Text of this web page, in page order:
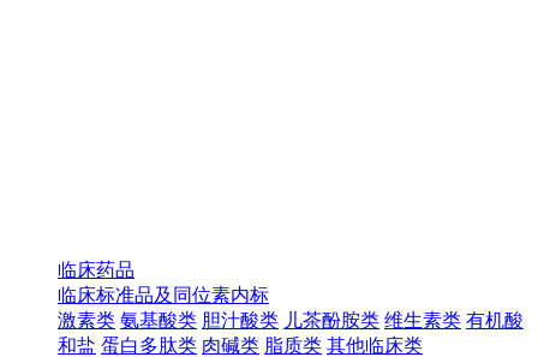
临床药品
临床标准品及同位素内标
激素类 氨基酸类 胆汁酸类 儿茶酚胺类 维生素类 有机酸
和盐 蛋白多肽类 肉碱类 脂质类 其他临床类